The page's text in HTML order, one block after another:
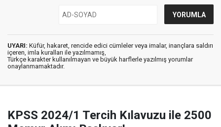
UYARI: Küfür, hakaret, rencide edici cümleler veya imalar, inançlara saldırı
içeren, imla kuralları ile yazılmamış,
Türkçe karakter kullanılmayan ve büyük harflerle yazılmış yorumlar
onaylanmamaktadır.
KPSS 2024/1 Tercih Kılavuzu ile 2500